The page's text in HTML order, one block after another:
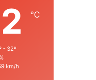
℃
- 32º
km/h